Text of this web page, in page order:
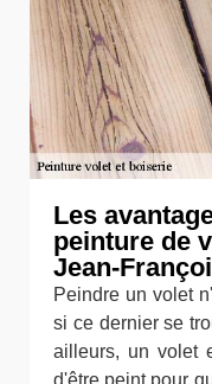
Les
peinture de
Jean-
Peindre un volet
si ce dernier se
ailleurs, un volet
d'être peint pour